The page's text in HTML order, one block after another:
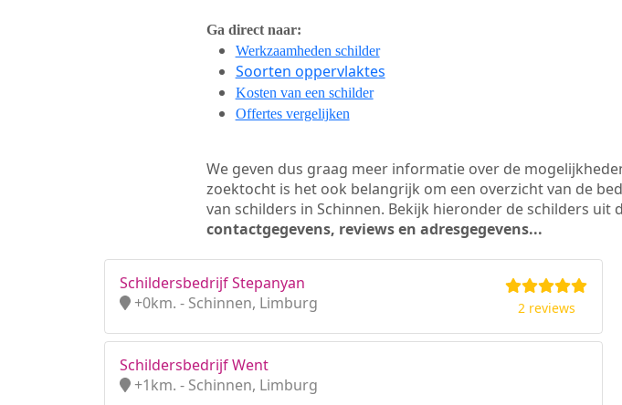
Ga direct naar:
Werkzaamheden schilder
Soorten oppervlaktes
Kosten van een schilder
Offertes vergelijken
We geven dus graag meer informatie over de
zoektocht is het ook belangrijk om een overzicht van de
van schilders in Schinnen. Bekijk hieronder de schilders
contactgegevens, reviews en adresgegevens...
Schildersbedrijf Stepanyan
+0km. - Schinnen, Limburg
2 reviews
Schildersbedrijf Went
+1km. - Schinnen, Limburg